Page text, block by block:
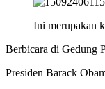
Ini merupakan
Berbicara di Gedung
Presiden Barack